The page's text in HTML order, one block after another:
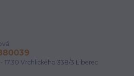
17.30 Vrchlického 338/3 Liberec